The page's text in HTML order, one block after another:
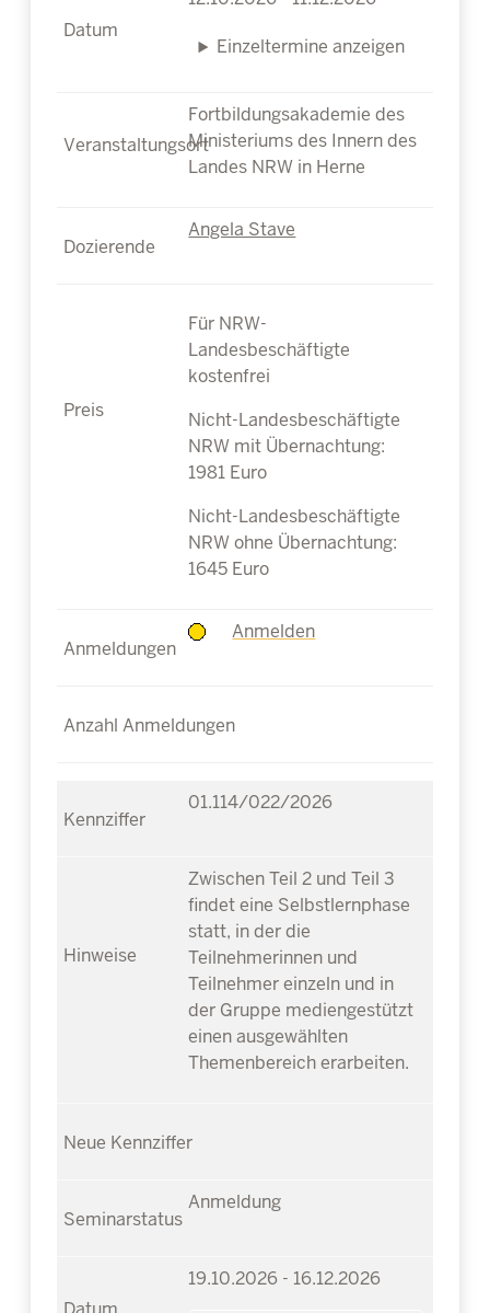
Einzeltermine anzeigen
Fortbildungsakademie des
Ministeriums des Innern des
Landes NRW in Herne
Angela Stave
Für NRW-
Landesbeschäftigte
kostenfrei
Nicht-Landesbeschäftigte
NRW mit Übernachtung:
1981 Euro
Nicht-Landesbeschäftigte
NRW ohne Übernachtung:
1645 Euro
Anmelden
01.114/022/2026
Zwischen Teil 2 und Teil 3
findet eine Selbstlernphase
statt, in der die
Teilnehmerinnen und
Teilnehmer einzeln und in
der Gruppe mediengestützt
einen ausgewählten
Themenbereich erarbeiten.
Anmeldung
19.10.2026 - 16.12.2026